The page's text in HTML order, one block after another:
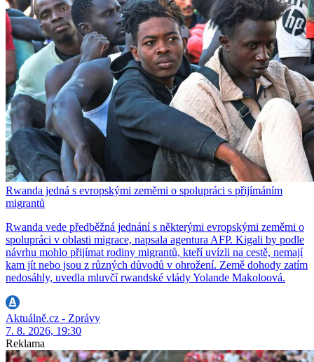
Rwanda jedná s evropskými zeměmi o spolupráci s přijímáním
migrantů
Rwanda vede předběžná jednání s některými evropskými zeměmi o
spolupráci v oblasti migrace, napsala agentura AFP. Kigali by podle
návrhu mohlo přijímat rodiny migrantů, kteří uvízli na cestě, nemají
kam jít nebo jsou z různých důvodů v ohrožení. Země dohody zatím
nedosáhly, uvedla mluvčí rwandské vlády Yolande Makoloová.
Aktuálně.cz - Zprávy
7. 8. 2026, 19:30
Reklama